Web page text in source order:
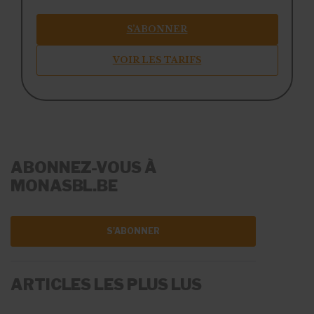
S’ABONNER
VOIR LES TARIFS
ABONNEZ-VOUS À
MONASBL.BE
S'ABONNER
ARTICLES LES PLUS LUS